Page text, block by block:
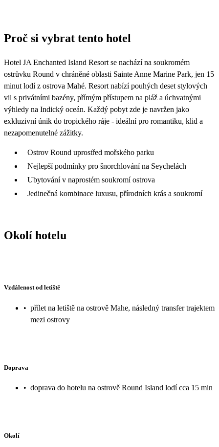
Proč si vybrat tento hotel
Hotel JA Enchanted Island Resort se nachází na soukromém
ostrůvku Round v chráněné oblasti Sainte Anne Marine Park, jen 15
minut lodí z ostrova Mahé. Resort nabízí pouhých deset stylových
vil s privátními bazény, přímým přístupem na pláž a úchvatnými
výhledy na Indický oceán. Každý pobyt zde je navržen jako
exkluzivní únik do tropického ráje - ideální pro romantiku, klid a
nezapomenutelné zážitky.
Ostrov Round uprostřed mořského parku
Nejlepší podmínky pro šnorchlování na Seychelách
Ubytování v naprostém soukromí ostrova
Jedinečná kombinace luxusu, přírodních krás a soukromí
Okolí hotelu
Vzdálenost od letiště
• přílet na letiště na ostrově Mahe, následný transfer trajektem
mezi ostrovy
Doprava
• doprava do hotelu na ostrově Round Island lodí cca 15 min
Okolí